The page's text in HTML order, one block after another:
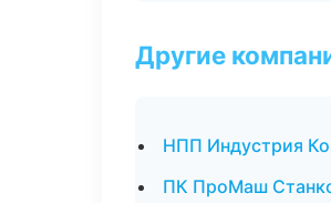
Другие
НПП Индустрия
ПК ПроМаш